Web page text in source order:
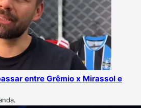
entre Grêmio x Mirassol e